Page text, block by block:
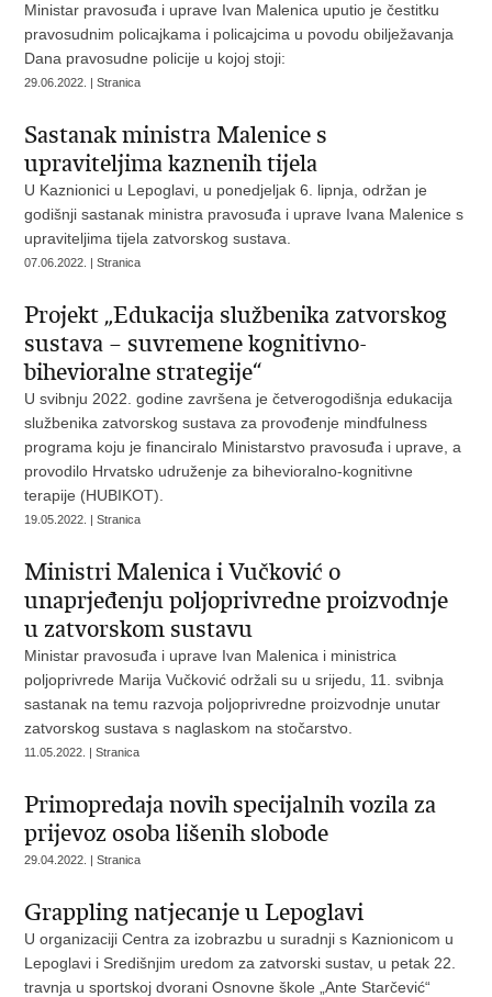
Ministar pravosuđa i uprave Ivan Malenica uputio je čestitku
pravosudnim policajkama i policajcima u povodu obilježavanja
Dana pravosudne policije u kojoj stoji:
29.06.2022. | Stranica
Sastanak ministra Malenice s
upraviteljima kaznenih tijela
U Kaznionici u Lepoglavi, u ponedjeljak 6. lipnja, održan je
godišnji sastanak ministra pravosuđa i uprave Ivana Malenice s
upraviteljima tijela zatvorskog sustava.
07.06.2022. | Stranica
Projekt „Edukacija službenika zatvorskog
sustava – suvremene kognitivno-
bihevioralne strategije“
U svibnju 2022. godine završena je četverogodišnja edukacija
službenika zatvorskog sustava za provođenje mindfulness
programa koju je financiralo Ministarstvo pravosuđa i uprave, a
provodilo Hrvatsko udruženje za bihevioralno-kognitivne
terapije (HUBIKOT).
19.05.2022. | Stranica
Ministri Malenica i Vučković o
unaprjeđenju poljoprivredne proizvodnje
u zatvorskom sustavu
Ministar pravosuđa i uprave Ivan Malenica i ministrica
poljoprivrede Marija Vučković održali su u srijedu, 11. svibnja
sastanak na temu razvoja poljoprivredne proizvodnje unutar
zatvorskog sustava s naglaskom na stočarstvo.
11.05.2022. | Stranica
Primopredaja novih specijalnih vozila za
prijevoz osoba lišenih slobode
29.04.2022. | Stranica
Grappling natjecanje u Lepoglavi
U organizaciji Centra za izobrazbu u suradnji s Kaznionicom u
Lepoglavi i Središnjim uredom za zatvorski sustav, u petak 22.
travnja u sportskoj dvorani Osnovne škole „Ante Starčević“